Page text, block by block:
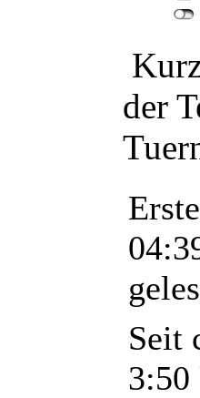
der
Seit
3:50